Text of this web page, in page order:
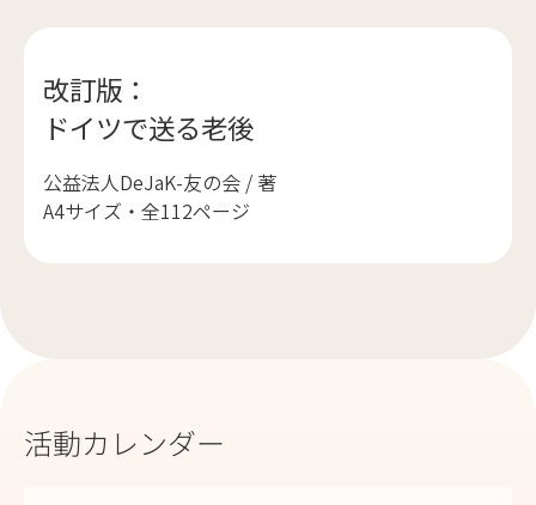
改訂版：
ドイツで送る老後
公益法人DeJaK-友の会 / 著
A4サイズ・全112ページ
活動カレンダー